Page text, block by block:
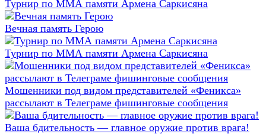
Турнир по ММА памяти Армена Саркисяна
Вечная память Герою
Турнир по ММА памяти Армена Саркисяна
Мошенники под видом представителей «Феникса»
рассылают в Телеграме фишинговые сообщения
Ваша бдительность — главное оружие против врага!